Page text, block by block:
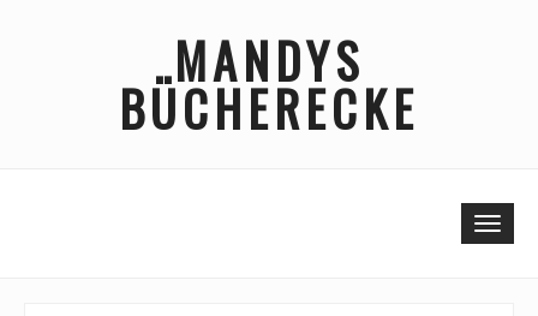
MANDYS
BÜCHERECKE